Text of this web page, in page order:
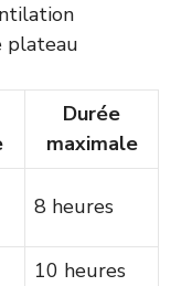
plateau
Durée
maximale
8 heures
10 heures